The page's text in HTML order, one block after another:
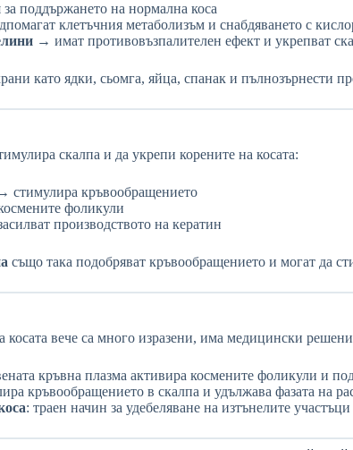
поддържането на нормална коса
клетъчния метаболизъм и снабдяването с
→ имат противовъзпалителен ефект и укрепват
като ядки, сьомга, яйца, спанак и пълнозърнести
скалпа и да укрепи корените на косата:
стимулира кръвообращението
фоликули
производството на кератин
също така подобряват кръвообращението и могат да
вече са много изразени, има медицински
кръвна плазма активира космените фоликули и
кръвообращението в скалпа и удължава фазата на
: траен начин за удебеляване на изтънелите